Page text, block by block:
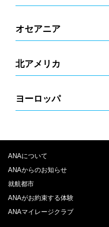
オセアニア
北アメリカ
ヨーロッパ
ANAについて
ANAからのお知らせ
就航都市
ANAがお約束する体験
ANAマイレージクラブ